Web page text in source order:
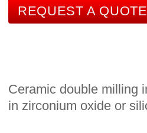
REQUEST A QUOTE
Ceramic double milling
in zirconium oxide or